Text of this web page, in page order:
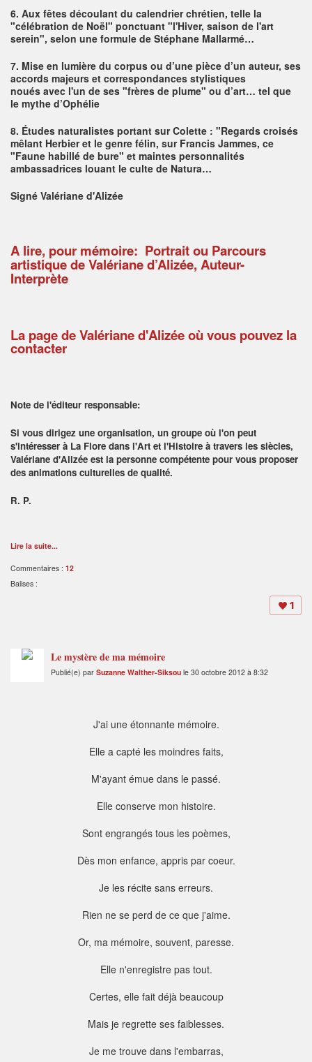
6. Aux fêtes découlant du calendrier chrétien, telle la
"célébration de Noël" ponctuant "l'Hiver, saison de l'art
serein", selon une formule de Stéphane Mallarmé…
7. Mise en lumière du corpus ou d’une pièce d’un auteur, ses
accords majeurs et correspondances stylistiques
noués avec l'un de ses "frères de plume" ou d’art… tel que
le mythe d’Ophélie
8. Études naturalistes portant sur Colette : "Regards croisés
mêlant Herbier et le genre félin, sur Francis Jammes, ce
"Faune habillé de bure" et maintes personnalités
ambassadrices louant le culte de Natura…
Signé Valériane d'Alizée
A lire, pour mémoire: Portrait ou Parcours
artistique de Valériane d’Alizée, Auteur-
Interprète
La page de Valériane d'Alizée où vous pouvez la
contacter
Note de l'éditeur responsable:
Si vous dirigez une organisation, un groupe où l'on peut
s'intéresser à La Flore dans l'Art et l'Histoire à travers les siècles,
Valériane d'Alizée est la personne compétente pour vous proposer
des animations culturelles de qualité.
R. P.
Lire la suite...
Commentaires : 12
Balises :
1
Le mystère de ma mémoire
Publié(e) par Suzanne Walther-Siksou le 30 octobre 2012 à 8:32
J'ai une étonnante mémoire.
Elle a capté les moindres faits,
M'ayant émue dans le passé.
Elle conserve mon histoire.
Sont engrangés tous les poèmes,
Dès mon enfance, appris par coeur.
Je les récite sans erreurs.
Rien ne se perd de ce que j'aime.
Or, ma mémoire, souvent, paresse.
Elle n'enregistre pas tout.
Certes, elle fait déjà beaucoup
Mais je regrette ses faiblesses.
Je me trouve dans l'embarras,